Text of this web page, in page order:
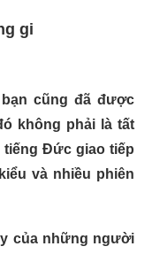
gi
cũng đã được
không phải là tất
Đức giao tiếp
và nhiều phiên
của những người